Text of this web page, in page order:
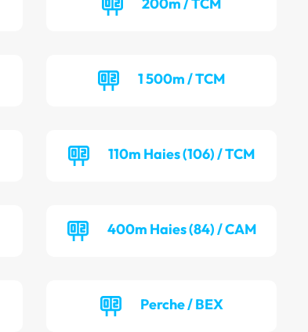
200m / TCM
1 500m / TCM
110m Haies (106) / TCM
400m Haies (84) / CAM
Perche / BEX